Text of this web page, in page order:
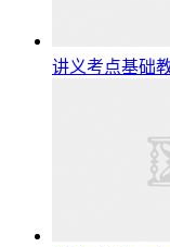
讲义考点基础